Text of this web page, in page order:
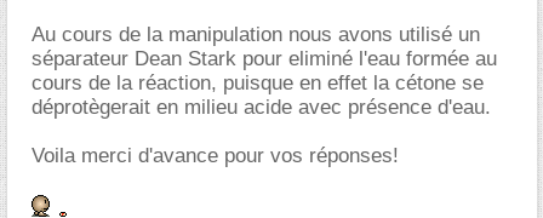
Au cours de la manipulation nous avons utilisé un
séparateur Dean Stark pour eliminé l'eau formée au
cours de la réaction, puisque en effet la cétone se
déprotègerait en milieu acide avec présence d'eau.
Voila merci d'avance pour vos réponses!